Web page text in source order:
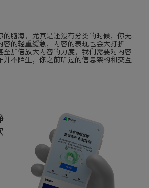
的脑海，尤其是还没有分类的时候，你无
容的轻重缓急，内容的表现也会大打折
至加倍放大内容的力度，我们需要对内容
并不陌生，你之前听过的信息架构和交互